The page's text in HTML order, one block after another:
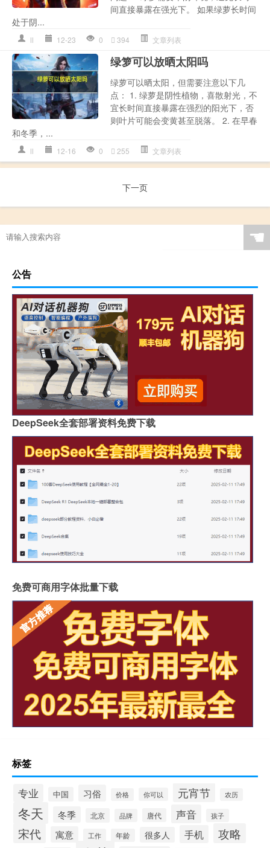
间直接暴露在强光下。 如果绿萝长时间
处于阴...
ll 12-23 0 394 文章列表
绿箩可以放晒太阳吗
绿萝可以晒太阳，但需要注意以下几
点： 1. 绿萝是阴性植物，喜散射光，不
宜长时间直接暴露在强烈的阳光下，否
则叶片可能会变黄甚至脱落。 2. 在早春
和冬季，...
ll 12-16 0 255 文章列表
下一页
☚
公告
DeepSeek全套部署资料免费下载
免费可商用字体批量下载
标签
专业 中国 习俗 价格 你可以 元宵节 农历
冬天 冬季 北京 品牌 唐代 声音 孩子
宋代 寓意 工作 年龄 很多人 手机 攻略